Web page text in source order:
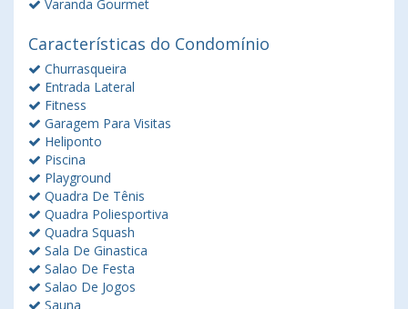
Varanda Gourmet
Características do Condomínio
Churrasqueira
Entrada Lateral
Fitness
Garagem Para Visitas
Heliponto
Piscina
Playground
Quadra De Tênis
Quadra Poliesportiva
Quadra Squash
Sala De Ginastica
Salao De Festa
Salao De Jogos
Sauna